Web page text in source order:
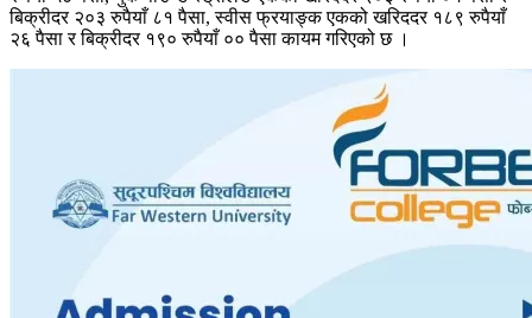
बिक्रीदर २०३ रुपैयाँ ८१ पैसा, स्वीस फ्रयाङ्क एकको खरिददर १८९ रुपैयाँ
२६ पैसा र बिक्रीदर १९० रुपैयाँ ०० पैसा कायम गरिएको छ ।